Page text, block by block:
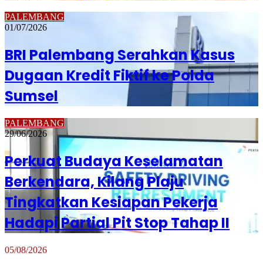
PALEMBANG
01/07/2026
BRI Palembang Serahkan Kasus
Dugaan Kredit Fiktif ke Polda
Sumsel
PALEMBANG
29/06/2026
Perkuat Budaya Keselamatan
Berkendara, Kilang Plaju
Tingkatkan Kesiapan Pekerja
Hadapi Partial Pit Stop Tahap II
05/08/2026